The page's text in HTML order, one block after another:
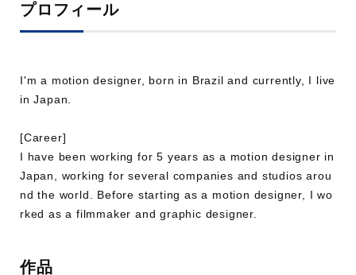
プロフィール
I'm a motion designer, born in Brazil and currently, I live
in Japan.
[Career]
I have been working for 5 years as a motion designer in
Japan, working for several companies and studios arou
nd the world. Before starting as a motion designer, I wo
rked as a filmmaker and graphic designer.
作品